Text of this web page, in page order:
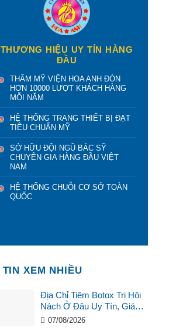
THƯƠNG HIỆU UY TÍN HÀNG
ĐẦU
THẨM MỸ VIỆN HOA ANH ĐÓN
HƠN 10000 LƯỢT KHÁCH HÀNG
MỖI NĂM
HỆ THỐNG TRANG THIẾT BỊ ĐẠT
TIÊU CHUẨN MỸ
SỞ HỮU ĐỘI NGŨ BÁC SỸ
CHUYÊN GIA HÀNG ĐẦU VIỆT
NAM
HỆ THỐNG CHUỖI CƠ SỞ TOÀN
QUỐC
TIN XEM NHIỀU
Địa Chỉ Tiêm Botox Trị Hôi
Nách Ở Đâu Uy Tín, Giá
Tốt?07/08/2026